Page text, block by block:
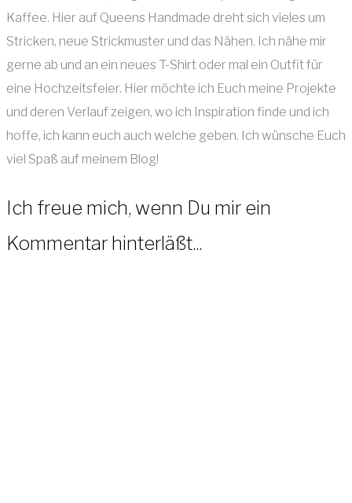
Kaffee. Hier auf Queens Handmade dreht sich vieles um
Stricken, neue Strickmuster und das Nähen. Ich nähe mir
gerne ab und an ein neues T-Shirt oder mal ein Outfit für
eine Hochzeitsfeier. Hier möchte ich Euch meine Projekte
und deren Verlauf zeigen, wo ich Inspiration finde und ich
hoffe, ich kann euch auch welche geben. Ich wünsche Euch
viel Spaß auf meinem Blog!
Ich freue mich, wenn Du mir ein
Kommentar hinterläßt...